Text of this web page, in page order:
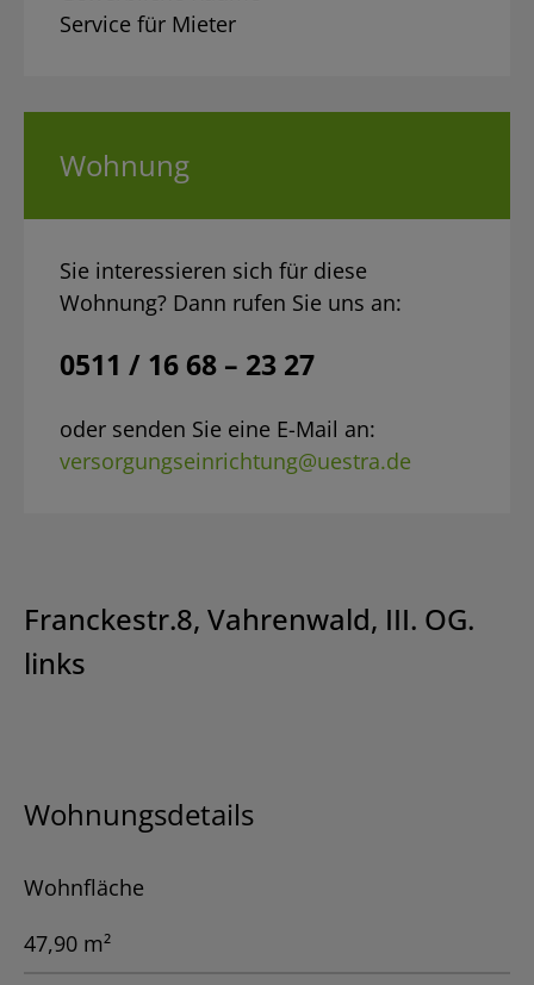
Franckestr.8, Vahrenwald, III. OG.
links
Wohnungsdetails
Wohnfläche
47,90 m²
Service für Mieter
Wohnung
Sie interessieren sich für diese
Wohnung? Dann rufen Sie uns an:
0511 / 16 68 – 23 27
oder senden Sie eine E-Mail an:
versorgungseinrichtung@uestra.de